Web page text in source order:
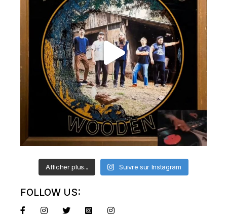
Afficher plus... Suivre sur Instagram
FOLLOW US: